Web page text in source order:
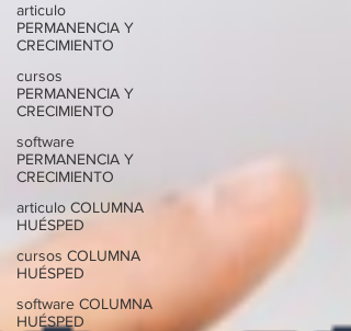
articulo
PERMANENCIA Y
CRECIMIENTO
cursos
PERMANENCIA Y
CRECIMIENTO
software
PERMANENCIA Y
CRECIMIENTO
articulo COLUMNA
HUÉSPED
cursos COLUMNA
HUÉSPED
software COLUMNA
HUÉSPED